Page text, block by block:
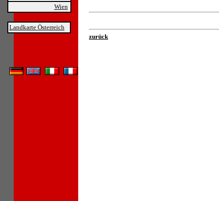
Wien
Landkarte Österreich
zurück